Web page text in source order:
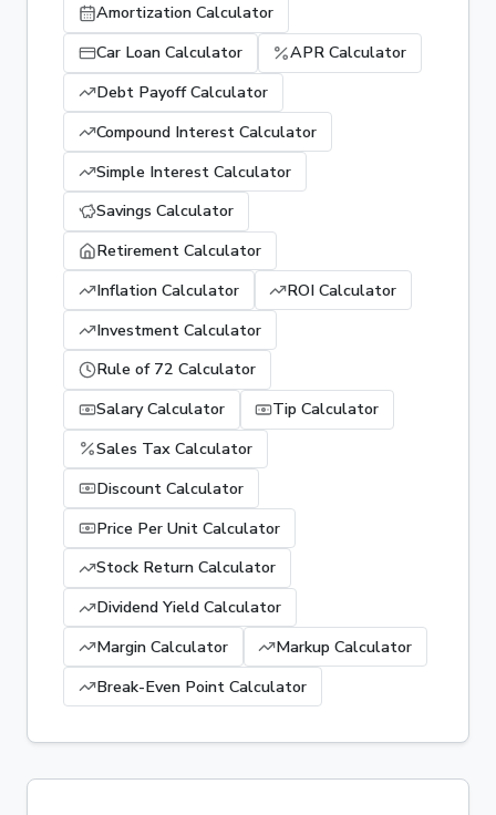
Amortization Calculator
Car Loan Calculator
APR Calculator
Debt Payoff Calculator
Compound Interest Calculator
Simple Interest Calculator
Savings Calculator
Retirement Calculator
Inflation Calculator
ROI Calculator
Investment Calculator
Rule of 72 Calculator
Salary Calculator
Tip Calculator
Sales Tax Calculator
Discount Calculator
Price Per Unit Calculator
Stock Return Calculator
Dividend Yield Calculator
Margin Calculator
Markup Calculator
Break-Even Point Calculator